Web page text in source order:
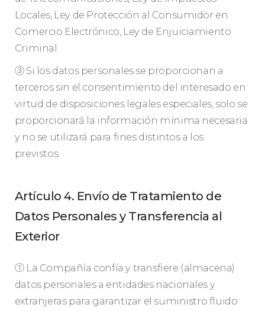
Locales, Ley de Protección al Consumidor en
Comercio Electrónico, Ley de Enjuiciamiento
Criminal.
③ Si los datos personales se proporcionan a
terceros sin el consentimiento del interesado en
virtud de disposiciones legales especiales, solo se
proporcionará la información mínima necesaria
y no se utilizará para fines distintos a los
previstos.
Artículo 4. Envío de Tratamiento de
Datos Personales y Transferencia al
Exterior
① La Compañía confía y transfiere (almacena)
datos personales a entidades nacionales y
extranjeras para garantizar el suministro fluido